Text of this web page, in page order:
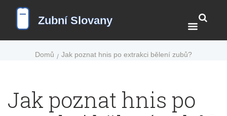
Domů Jak poznat hnis po extrakci bělení zubů?
Jak poznat hnis po